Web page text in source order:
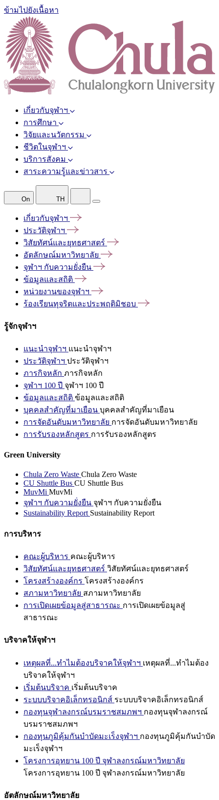
ข้ามไปยังเนื้อหา
เกี่ยวกับจุฬาฯ
การศึกษา
วิจัยและนวัตกรรม
ชีวิตในจุฬาฯ
บริการสังคม
สาระความรู้และข่าวสาร
On TH
เกี่ยวกับจุฬาฯ
ประวัติจุฬาฯ
วิสัยทัศน์และยุทธศาสตร์
อัตลักษณ์มหาวิทยาลัย
จุฬาฯ กับความยั่งยืน
ข้อมูลและสถิติ
หน่วยงานของจุฬาฯ
ร้องเรียนทุจริตและประพฤติมิชอบ
รู้จักจุฬาฯ
แนะนำจุฬาฯ แนะนำจุฬาฯ
ประวัติจุฬาฯ ประวัติจุฬาฯ
ภารกิจหลัก ภารกิจหลัก
จุฬาฯ 100 ปี จุฬาฯ 100 ปี
ข้อมูลและสถิติ ข้อมูลและสถิติ
บุคคลสำคัญที่มาเยือน บุคคลสำคัญที่มาเยือน
การจัดอันดับมหาวิทยาลัย การจัดอันดับมหาวิทยาลัย
การรับรองหลักสูตร การรับรองหลักสูตร
Green University
Chula Zero Waste Chula Zero Waste
CU Shuttle Bus CU Shuttle Bus
MuvMi MuvMi
จุฬาฯ กับความยั่งยืน จุฬาฯ กับความยั่งยืน
Sustainability Report Sustainability Report
การบริหาร
คณะผู้บริหาร คณะผู้บริหาร
วิสัยทัศน์และยุทธศาสตร์ วิสัยทัศน์และยุทธศาสตร์
โครงสร้างองค์กร โครงสร้างองค์กร
สภามหาวิทยาลัย สภามหาวิทยาลัย
การเปิดเผยข้อมูลสู่สาธารณะ การเปิดเผยข้อมูลสู่
สาธารณะ
บริจาคให้จุฬาฯ
เหตุผลที่...ทำไมต้องบริจาคให้จุฬาฯ เหตุผลที่...ทำไมต้อง
บริจาคให้จุฬาฯ
เริ่มต้นบริจาค เริ่มต้นบริจาค
ระบบบริจาคอิเล็กทรอนิกส์ ระบบบริจาคอิเล็กทรอนิกส์
กองทุนจุฬาลงกรณ์บรมราชสมภพฯ กองทุนจุฬาลงกรณ์
บรมราชสมภพฯ
กองทุนภูมิคุ้มกันบำบัดมะเร็งจุฬาฯ กองทุนภูมิคุ้มกันบำบัด
มะเร็งจุฬาฯ
โครงการอุทยาน 100 ปี จุฬาลงกรณ์มหาวิทยาลัย
โครงการอุทยาน 100 ปี จุฬาลงกรณ์มหาวิทยาลัย
อัตลักษณ์มหาวิทยาลัย